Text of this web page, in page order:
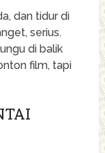
dan tidur di
serius.
di balik
film, tapi